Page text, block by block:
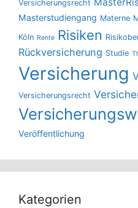
Versicherungsrecht
Masterstudiengang Materne
Köln Rente Risiken
Rückversicherung Studie
Versicherung
Versicherungsrecht
Veröffentlichung
Kategorien